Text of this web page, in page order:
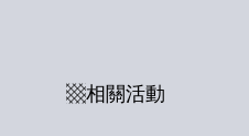
▩相關活動